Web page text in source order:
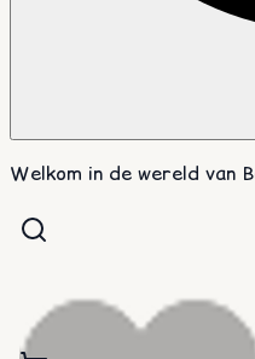
Welkom in de wereld van